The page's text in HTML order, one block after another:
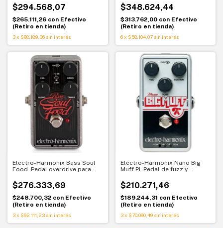
total
$294.568,07
$265.111,26 con Efectivo
(Retiro en tienda)
3x $98.189,36 sin interés
$348.624,44
$313.762,00 con Efectivo
(Retiro en tienda)
6 x $58.104,07 sin interés
Electro-Harmonix Bass Soul
Food. Pedal overdrive para
$276.333,69
$248.700,32 con Efectivo
(Retiro en tienda)
3x $92.111,23 sin interés
Electro-Harmonix Nano Big
Muff Pi. Pedal de fuzz y
$210.271,46
$189.244,31 con Efectivo
(Retiro en tienda)
3 x $70.090,49 sin interés